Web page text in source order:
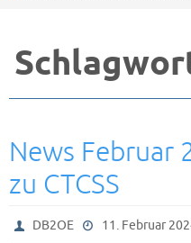
News Februar
zu CTCSS
DB2OE 11. Februar